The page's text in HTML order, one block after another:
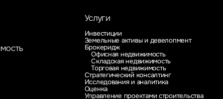
Услуги
Инвестиции
Земельные активы и девелопмент
Брокеридж
Офисная недвижимость
Складская недвижимость
Торговая недвижимость
Стратегический консалтинг
Исследования и аналитика
Оценка
Управление проектами строительства